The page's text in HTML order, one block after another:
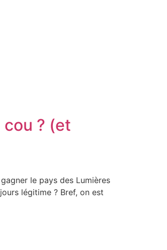
cou ? (et
le pays des Lumières
légitime ? Bref, on est